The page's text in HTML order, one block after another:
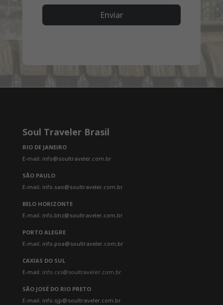
Enviar
Soul Traveler Brasil
RIO DE JANEIRO
E-mail: info@soultraveler.com.br
SÃO PAULO
E-mail: info.sao@soultraveler.com.br
BELO HORIZONTE
E-mail: info.bhz@soultraveler.com.br
PORTO ALEGRE
E-mail: info.poa@soultraveler.com.br
CAXIAS DO SUL
E-mail: info.cxs@soultraveler.com.br
SÃO JOSÉ DO RIO PRETO
E-mail: info.sjp@soultraveler.com.br